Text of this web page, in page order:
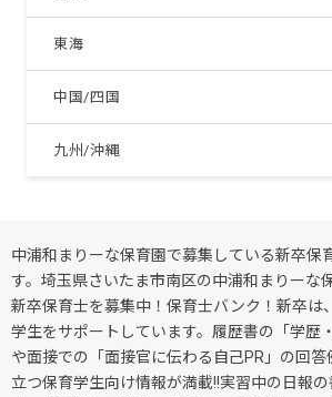
東海
中国/四国
九州/沖縄
中浦和まりーな保育園で募集している新卒保
す。埼玉県さいたま市南区の中浦和まりーな
新卒保育士を募集中！保育士バンク！新卒は
学生をサポートしています。履歴書の「学歴
や面接での「面接官に伝わる自己PR」の回
立つ保育学生向け情報が満載!!実習中の日報